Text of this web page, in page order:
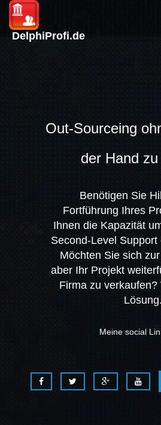
DelphiProfi.de
Out-Sourceing
der Hand
Benötigen Sie
Fortführung Ihres
Ihnen die Kapazität
Second-Level
Möchten Sie sich
aber Ihr Projekt
Firma zu verkaufen?
Meine social